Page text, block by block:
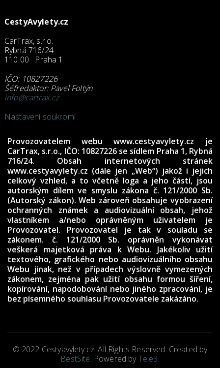
CestyAvylety.cz
CarTrax, s.r.o.
Rybná 716/24
110 00 Praha 1
IČO: 10827226
Šéfredaktor: Pavel Foltýn
info@cartrax.cz
Nastavení soukromí
Provozovatelem webuwww.cestyavylety.cz je
CarTrax, s.r.o., IČO: 10827226 se sídlem Praha 1, Rybná
716/24. Obsah internetových stránek
www.cestyavylety.cz (dále jen „Web“) jakož i jejich
celkový vzhled, a to včetně loga a jeho částí, jsou
autorským dílem ve smyslu zákona č. 121/2000 Sb.
(Autorský zákon). Web zároveň obsahuje vyobrazení
ochranných známek a audiovizuální obsah, jehož
vlastníkem a/nebo oprávněným uživatelem je
Provozovatel. Provozovatel je tak v souladu se
zákonem. č. 121/2000 Sb. oprávněn vykonávat
veškerá majetková práva k Webu. Jakékoliv užití
textového, grafického nebo audiovizuálního obsahu
Webu jinak, než v případech výslovně vymezených
zákonem, zejména pak užití obsahu formou šíření,
kopírování, napodobování nebo jiného zpracování, je
bez písemného souhlasu Provozovatele zakázáno.
© 2022 Cestyavylety.cz. All Rights Reserved. Created by
BestSite. Powered byTele3.